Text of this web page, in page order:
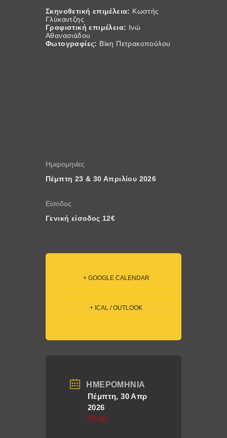
Σκηνοθετική επιμέλεια: Κωστής
Γλύκαντζης
Γραφιστική επιμέλεια: Ινώ
Αθανασιάδου
Φωτογραφίες: Βίκη Πετρακοπούλου
Ημερομηνίες
Πέμπτη 23 & 30 Απριλίου 2026
Είσοδος
Γενική είσοδος 12€
+ GOOGLE CALENDAR
+ ICAL / OUTLOOK
ΗΜΕΡΟΜΗΝΊΑ
Πέμπτη, 30 Απρ
2026
Έληξε